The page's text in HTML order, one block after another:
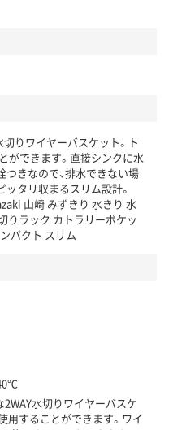
りワイヤーバスケット。ト
ができます。直接シンクに水
きなので、排水できない場
タリ収まるスリム設計。
山崎 みずきり 水きり 水
りラック カトラリーポケッ
パクト スリム
水切りワイヤーバスケ
用することができます。ワイ